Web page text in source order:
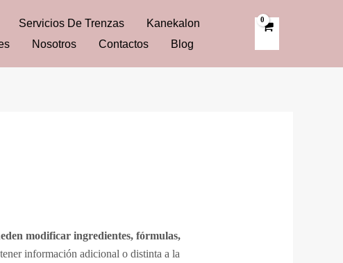
Servicios De Trenzas
Kanekalon
Nosotros Contactos Blog
modificar ingredientes, fórmulas,
información adicional o distinta a la